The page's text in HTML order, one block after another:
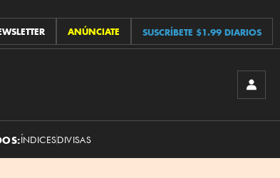
ANÚNCIATE SUSCRÍBETE $1.99 DIARIOS
ÍNDICESDIVISAS